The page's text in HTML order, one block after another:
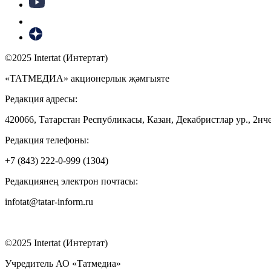
©2025 Intertat (Интертат)
«ТАТМЕДИА» акционерлык җәмгыяте
Редакция адресы:
420066, Татарстан Республикасы, Казан, Декабристлар ур.,
Редакция телефоны:
+7 (843) 222-0-999 (1304)
Редакциянең электрон почтасы:
infotat@tatar-inform.ru
©2025 Intertat (Интертат)
Учредитель АО «Татмедиа»